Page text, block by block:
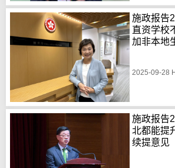
施政报告
直资学校
加非本地
2025-09-28
施政报告
北都能提
续提意见